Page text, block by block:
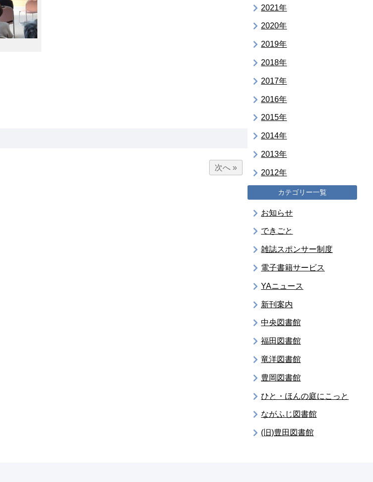
次へ »
2021年
2020年
2019年
2018年
2017年
2016年
2015年
2014年
2013年
2012年
カテゴリー一覧
お知らせ
できごと
雑誌スポンサー制度
電子書籍サービス
YAニュース
新刊案内
中央図書館
福田図書館
竜洋図書館
豊岡図書館
ひと・ほんの庭にこっと
ながふじ図書館
(旧)豊田図書館